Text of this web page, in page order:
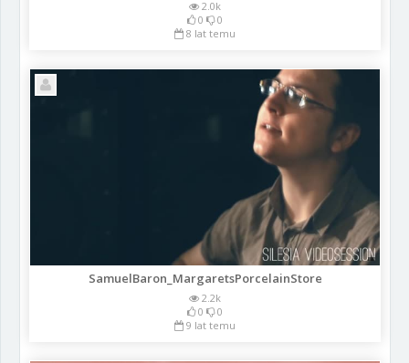
2.0k
0
0
8 lat temu
SamuelBaron_MargaretsPorcelainStore
2.2k
0
0
9 lat temu